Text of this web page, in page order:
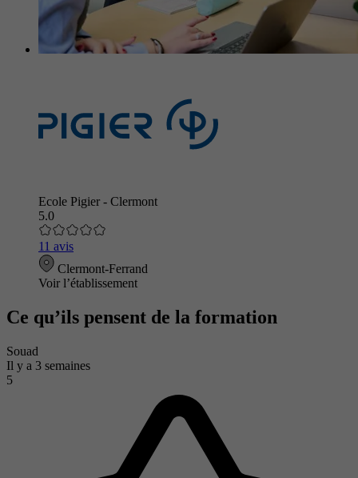
Ecole Pigier - Clermont
5.0
11 avis
Clermont-Ferrand
Voir l’établissement
Ce qu’ils pensent de la formation
Souad
Il y a 3 semaines
5